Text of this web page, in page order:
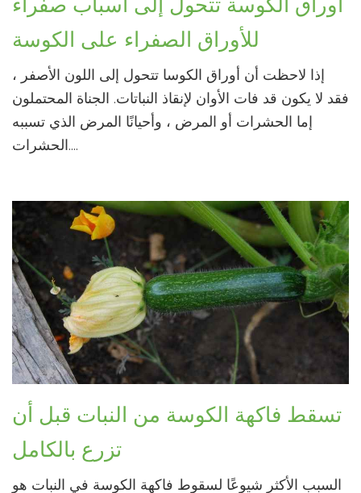
للأوراق الصفراء على الكوسة
إذا لاحظت أن أوراق الكوسا تتحول إلى اللون الأصفر ،
فقد لا يكون قد فات الأوان لإنقاذ النباتات. الجناة المحتملون
إما الحشرات أو المرض ، وأحيانًا المرض الذي تسببه
الحشرات....
تسقط فاكهة الكوسة من النبات قبل أن
تزرع بالكامل
السبب الأكثر شيوعًا لسقوط فاكهة الكوسة في النبات هو